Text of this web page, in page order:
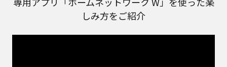
しみ方をご紹介